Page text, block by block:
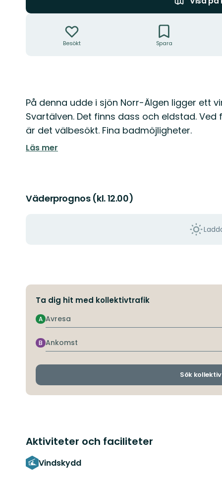
Besökt Spara
Beskrivning
På denna udde i sjön Norr-Älgen ligger ett
Svartälven. Det finns dass och eldstad.
är det välbesökt. Fina badmöjligheter.
Läs mer
Väderprognos (kl. 12.00)
Ta dig hit med kollektivtrafik
Avresa
A
Ankomst
B
Sök
Aktiviteter och faciliteter
Vindskydd